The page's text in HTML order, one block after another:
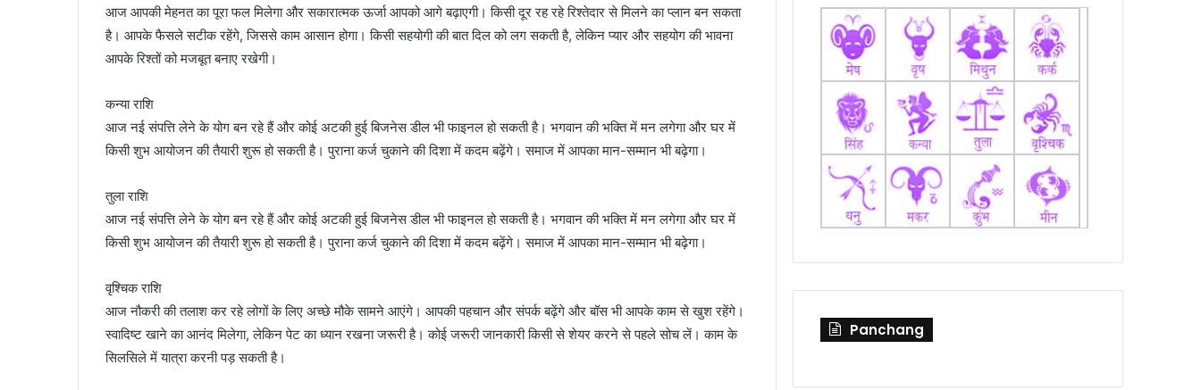
आज आपकी मेहनत का पूरा फल मिलेगा और सकारात्मक ऊर्जा आपको आगे बढ़ाएगी। किसी दूर रह रहे रिश्तेदार से मिलने का प्लान बन सकता
है। आपके फैसले सटीक रहेंगे, जिससे काम आसान होगा। किसी सहयोगी की बात दिल को लग सकती है, लेकिन प्यार और सहयोग की भावना
आपके रिश्तों को मजबूत बनाए रखेगी।
कन्या राशि
आज नई संपत्ति लेने के योग बन रहे हैं और कोई अटकी हुई बिजनेस डील भी फाइनल हो सकती है। भगवान की भक्ति में मन लगेगा और घर में
किसी शुभ आयोजन की तैयारी शुरू हो सकती है। पुराना कर्ज चुकाने की दिशा में कदम बढ़ेंगे। समाज में आपका मान-सम्मान भी बढ़ेगा।
तुला राशि
आज नई संपत्ति लेने के योग बन रहे हैं और कोई अटकी हुई बिजनेस डील भी फाइनल हो सकती है। भगवान की भक्ति में मन लगेगा और घर में
किसी शुभ आयोजन की तैयारी शुरू हो सकती है। पुराना कर्ज चुकाने की दिशा में कदम बढ़ेंगे। समाज में आपका मान-सम्मान भी बढ़ेगा।
वृश्चिक राशि
आज नौकरी की तलाश कर रहे लोगों के लिए अच्छे मौके सामने आएंगे। आपकी पहचान और संपर्क बढ़ेंगे और बॉस भी आपके काम से खुश रहेंगे।
स्वादिष्ट खाने का आनंद मिलेगा, लेकिन पेट का ध्यान रखना जरूरी है। कोई जरूरी जानकारी किसी से शेयर करने से पहले सोच लें। काम के
सिलसिले में यात्रा करनी पड़ सकती है।
Panchang